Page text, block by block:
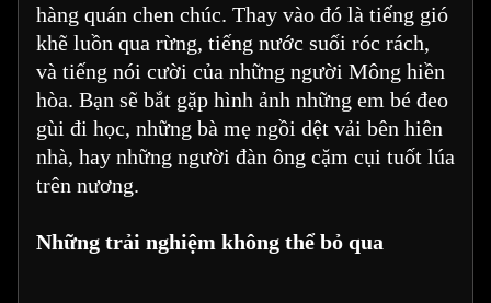
hàng quán chen chúc. Thay vào đó là tiếng gió
khẽ luồn qua rừng, tiếng nước suối róc rách,
và tiếng nói cười của những người Mông hiền
hòa. Bạn sẽ bắt gặp hình ảnh những em bé đeo
gùi đi học, những bà mẹ ngồi dệt vải bên hiên
nhà, hay những người đàn ông cặm cụi tuốt lúa
trên nương.
Những trải nghiệm không thể bỏ qua